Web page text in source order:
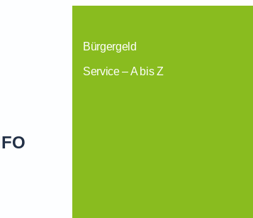
Bürgergeld
Service – A bis Z